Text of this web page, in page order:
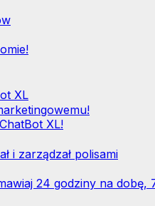
XL
XL!
i zarządzał polisami
24 godziny na dobę,